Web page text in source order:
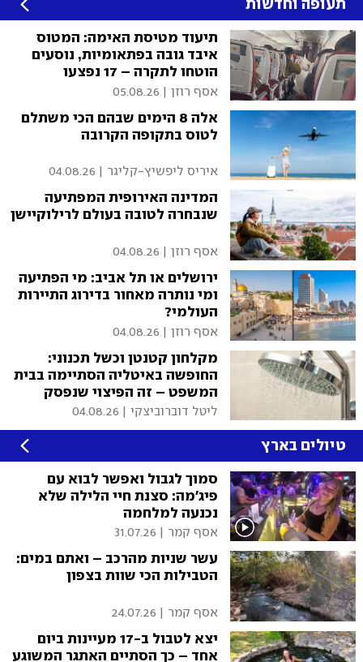
תעופה וחדשות
תיעוד מטיסת האימה: המטוס
איבד גובה בפתאומיות, נוסעים
הוטחו לתקרה – 17 נפצעו
אסף רוזן 05.08.26
אלה 8 הימים שבהם הכי משתלם
לטוס בתקופה הקרובה
איריס ליפשיץ-קליגר 04.08.26
המדינה האירופית המפתיעה
שנבחרה לטובה בעולם לרילוקיישן
אסף רוזן 04.08.26
ירושלים או תל אביב: מי הפתיעה
ומי נותרה מאחור בדירוג התיירות
העולמי?
אסף רוזן 04.08.26
מקלחון קטנטן וכשל תכנוני:
החופשה באיטליה הסתיימה בבית
המשפט – זה הפיצוי שנפסק
ליטל דוברוביצקי 04.08.26
טיולים בארץ
סמוך לגבול ואפשר לבוא עם
פיג'מה: סצנת חיי הלילה שלא
נכנעה למלחמה
אסף קמר 31.07.26
עשר שניות מהרכב – ואתם במים:
הטבילות הכי שוות בצפון
אסף קמר 24.07.26
יצא לטבול ב-17 מעיינות ביום
אחד – כך הסתיים האתגר המשוגע